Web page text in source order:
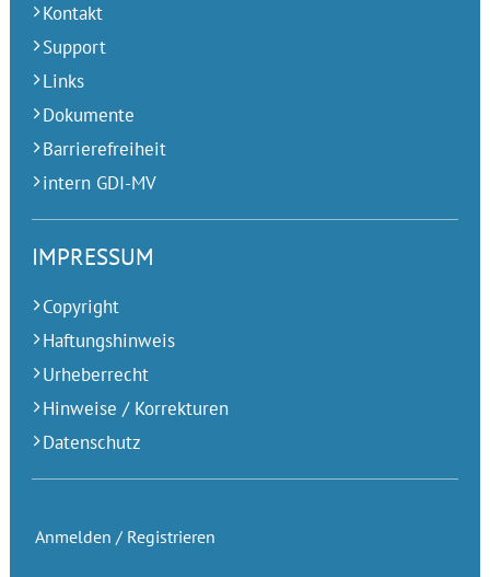
Kontakt
Support
Links
Dokumente
Barrierefreiheit
intern GDI-MV
IMPRESSUM
Copyright
Haftungshinweis
Urheberrecht
Hinweise / Korrekturen
Datenschutz
Anmelden / Registrieren